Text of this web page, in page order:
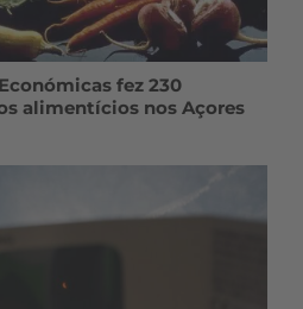
fez 230
alimentícios nos Açores